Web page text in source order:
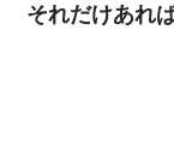
それだけあれ